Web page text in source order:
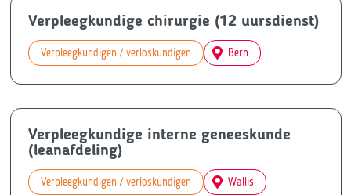
Verpleegkundige chirurgie (12 uursdienst)
Verpleegkundigen / verloskundigen Bern
Verpleegkundige interne geneeskunde
(leanafdeling)
Verpleegkundigen / verloskundigen Wallis